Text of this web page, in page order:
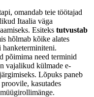
omandab teie töötajad
Itaalia väga
Esiteks tutvustab
hõlmab kõike alates
hanketerminiteni.
põimima need terminid
vajalikud külmade e-
Lõpuks paneb
kasutades